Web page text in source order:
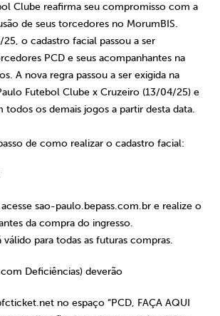
Clube reafirma seu compromisso com a
de seus torcedores no MorumBIS.
o cadastro facial passou a ser
PCD e seus acompanhantes na
A nova regra passou a ser exigida na
Futebol Clube x Cruzeiro (13/04/25) e
todos os demais jogos a partir desta data.
de como realizar o cadastro facial:
sao-paulo.bepass.com.br e realize o
da compra do ingresso.
válido para todas as futuras compras.
com Deficiências) deverão
no espaço “PCD, FAÇA AQUI